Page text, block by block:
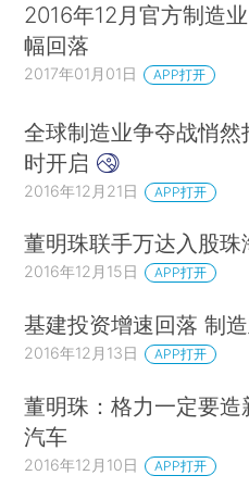
2016年12月官方制造
幅回落
2017年01月01日 APP打开
全球制造业争夺战悄
时开启
2016年12月21日 APP打开
董明珠联手万达入股
2016年12月15日 APP打开
基建投资增速回落 制
2016年12月13日 APP打开
董明珠：格力一定要造
汽车
2016年12月10日 APP打开